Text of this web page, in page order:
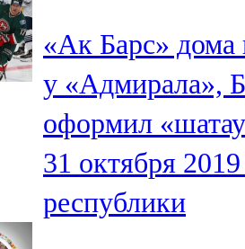
«Ак Барс» дома
у «Адмирала»,
оформил
31 октября 2019
республики